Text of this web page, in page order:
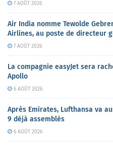
7 AOÛT 2026
Air India nomme Tewolde
Airlines, au poste de directeur
7 AOÛT 2026
La compagnie easyJet sera
Apollo
6 AOÛT 2026
Après Emirates, Lufthansa va
9 déjà assemblés
6 AOÛT 2026